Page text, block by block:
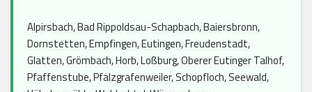
Alpirsbach, Bad Rippoldsau-Schapbach, Baiersbronn,
Dornstetten, Empfingen, Eutingen, Freudenstadt,
Glatten, Grömbach, Horb, Loßburg, Oberer Eutinger Talhof,
Pfaffenstube, Pfalzgrafenweiler, Schopfloch, Seewald,